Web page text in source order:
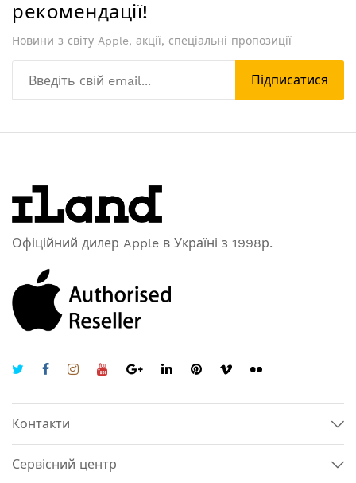
рекомендації!
Новини з світу Apple, акції, спеціальні пропозиції
Підписатися
Офіційний дилер Apple в Україні з 1998р.
Контакти
Сервісний центр